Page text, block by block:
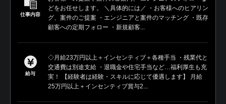
仕事内容
どをお任せします。 ＼具体的には／ ・お客様へのヒアリン
グ、案件のご提案 ・エンジニアと案件のマッチング ・既存
顧客への定期フォロー ・新規顧客...
給与
◇月給23万円以上＋インセンティブ＋各種手当 ・残業代と
交通費は別途支給 ・退職金や住宅手当など…福利厚生も充
実！ 【経験者は経験・スキルに応じて優遇します】 月給
25万円以上＋インセンティブ賞与2...